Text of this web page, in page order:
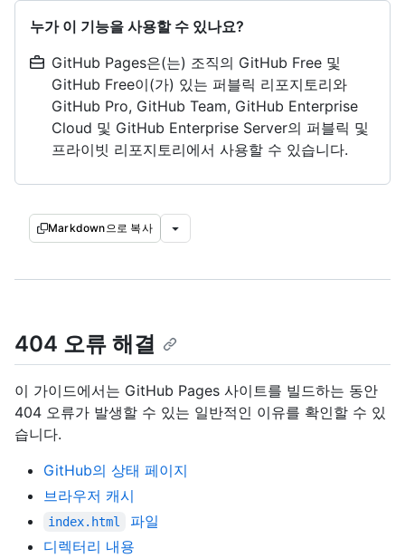
누가 이 기능을 사용할 수 있나요?
GitHub Pages은(는) 조직의 GitHub Free 및
GitHub Free이(가) 있는 퍼블릭 리포지토리와
GitHub Pro, GitHub Team, GitHub Enterprise
Cloud 및 GitHub Enterprise Server의 퍼블릭 및
프라이빗 리포지토리에서 사용할 수 있습니다.
Markdown으로 복사
404 오류 해결
이 가이드에서는 GitHub Pages 사이트를 빌드하는 동안
404 오류가 발생할 수 있는 일반적인 이유를 확인할 수 있
습니다.
GitHub의 상태 페이지
브라우저 캐시
index.html
파일
디렉터리 내용